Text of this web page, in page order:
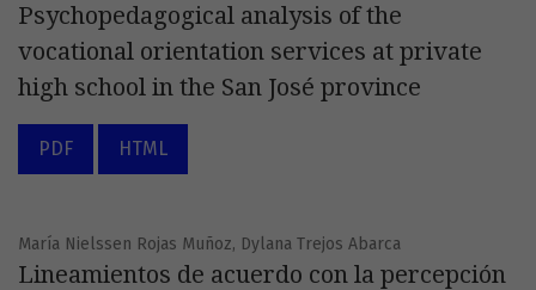
Psychopedagogical analysis of the
vocational orientation services at private
high school in the San José province
PDF HTML
María Nielssen Rojas Muñoz, Dylana Trejos Abarca
Lineamientos de acuerdo con la percepción